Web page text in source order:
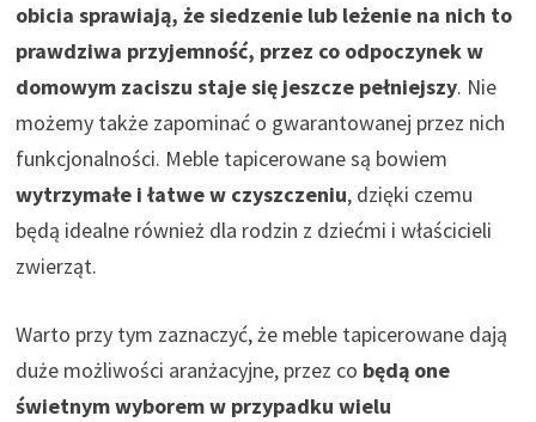
obicia sprawiają, że siedzenie lub leżenie na nich to
prawdziwa przyjemność, przez co odpoczynek w
domowym zaciszu staje się jeszcze pełniejszy. Nie
możemy także zapominać o gwarantowanej przez nich
funkcjonalności. Meble tapicerowane są bowiem
wytrzymałe i łatwe w czyszczeniu, dzięki czemu
będą idealne również dla rodzin z dziećmi i właścicieli
zwierząt.
Warto przy tym zaznaczyć, że meble tapicerowane dają
duże możliwości aranżacyjne, przez co będą one
świetnym wyborem w przypadku wielu